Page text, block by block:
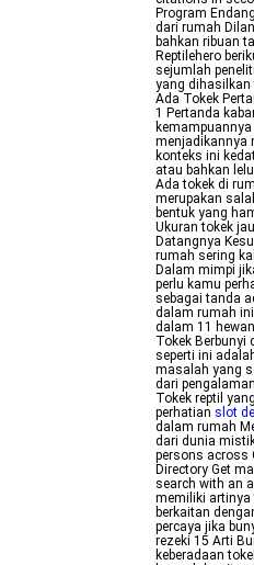
Program
dari rumah
bahkan ribuan
Reptilehero
sejumlah
yang dihasilkan
Ada Tokek
1 Pertanda
menjadikannya
konteks ini
atau bahkan
Ada tokek di
merupakan
bentuk yang
Ukuran tokek
Datangnya
rumah sering
Dalam mimpi
perlu kamu
sebagai tanda
dalam rumah
dalam 11
Tokek Berbunyi
seperti ini
masalah yang
dari
Tokek reptil
perhatian slot
dalam rumah
dari dunia
persons across
Directory Get
search with an
memiliki artinya
berkaitan
percaya jika
rezeki 15 Arti
keberadaan